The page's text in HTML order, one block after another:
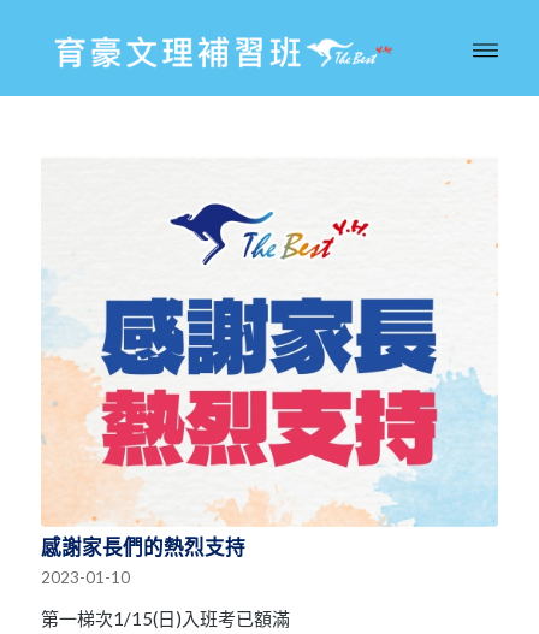
感謝家長們的熱烈支持
2023-01-10
第一梯次1/15(日)入班考已額滿